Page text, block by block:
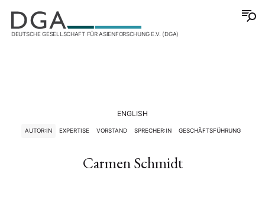
DEUTSCHE GESELLSCHAFT FÜR ASIENFORSCHUNG E.V. (DGA)
ENGLISH
AUTOR:IN EXPERTISE VORSTAND SPRECHER:IN GESCHÄFTSFÜHRUNG
Carmen Schmidt